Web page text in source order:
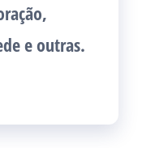
e outras.